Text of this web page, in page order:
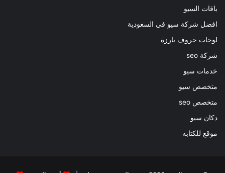
باقات السيو
افضل شركة سيو في السعودية
لوحات حروف بارزة
شركة seo
خدمات سيو
متخصص سيو
متخصص seo
دكان سيو
موقع للكتابه